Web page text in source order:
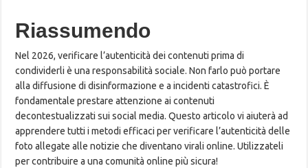
Riassumendo
Nel 2026, verificare l’autenticità dei contenuti prima di
condividerli è una responsabilità sociale. Non farlo può portare
alla diffusione di disinformazione e a incidenti catastrofici. È
fondamentale prestare attenzione ai contenuti
decontestualizzati sui social media. Questo articolo vi aiuterà ad
apprendere tutti i metodi efficaci per verificare l’autenticità delle
foto allegate alle notizie che diventano virali online. Utilizzateli
per contribuire a una comunità online più sicura!